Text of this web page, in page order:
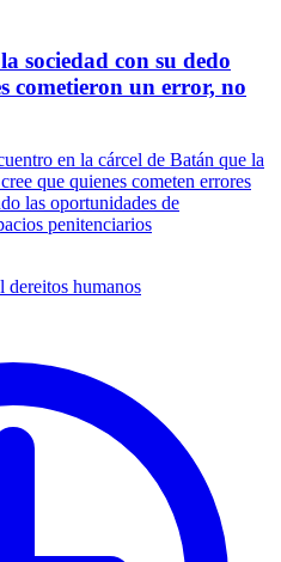
sociedad con su dedo
cometieron un error, no
en la cárcel de Batán que la
que quienes cometen errores
las oportunidades de
penitenciarios
dereitos humanos